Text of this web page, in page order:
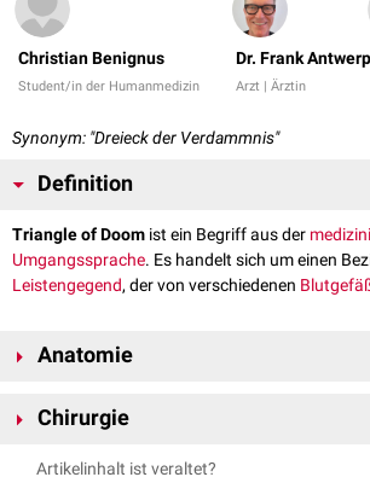
Christian Benignus
Student/in der Humanmedizin
Dr. Frank
Arzt | Ärztin
Synonym: "Dreieck der Verdammnis"
Definition
Triangle of Doom ist ein Begriff aus der
Umgangssprache. Es handelt sich um einen
Leistengegend, der von verschiedenen
Anatomie
die Form eines umgekehrten "V", dessen Spitze
(Mann) bzw. dieArteriaundVena ovarica
Chirurgie
Das Triangle of Doom ist vor allem für die
Artikelinhalt ist veraltet?